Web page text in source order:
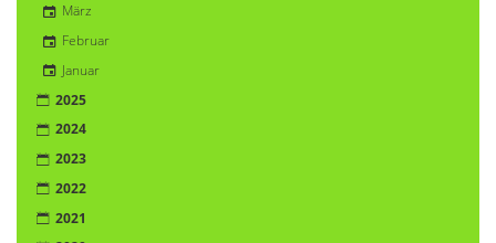
März
Februar
Januar
2025
2024
2023
2022
2021